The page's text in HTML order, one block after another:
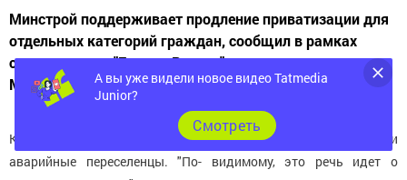
Минстрой поддерживает продление приватизации для
отдельных категорий граждан, сообщил в рамках
съезда партии "Единая Россия" глава министерства
Михаил Мень.
К таким отдельным категориям относятся крымчане, сироты и
аварийные переселенцы. "По- видимому, это речь идет о
А вы уже видели новое видео Tatmedia
Junior?
Cмотреть